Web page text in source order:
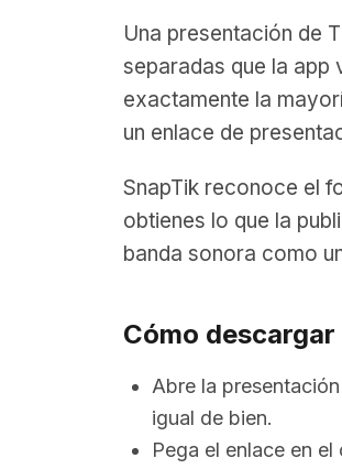
Una presentación de
separadas que la app
exactamente la
un enlace de
SnapTik reconoce el
obtienes lo que la
banda sonora como
Cómo
Abre la
igual de bien.
Pega el enlace en